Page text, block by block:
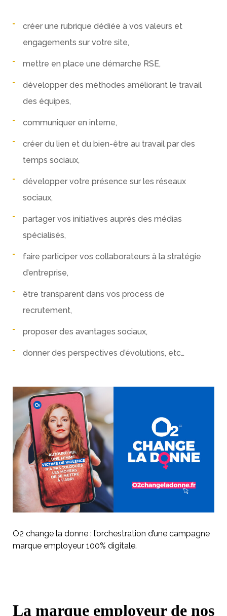
créer une rubrique dédiée à vos valeurs et
engagements sur votre site,
mettre en place une démarche RSE,
développer des méthodes améliorant le travail
des équipes,
communiquer en interne,
créer du lien et du bien-être au travail par des
temps sociaux,
développer votre présence sur les réseaux
sociaux,
partager vos initiatives auprès des médias
spécialisés,
faire participer vos collaborateurs à la stratégie
d’entreprise,
être transparent dans vos process de
recrutement,
proposer des avantages sociaux,
donner des perspectives d’évolutions, etc…
O2 change la donne : l’orchestration d’une campagne
marque employeur 100% digitale.
La marque employeur de nos